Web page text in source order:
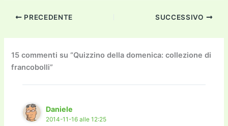
c
b
o
o
k
itt ai
d
o
a
m
p
y
Li
n
k
dI
n
n
vi
di
PRECEDENTE SUCCESSIVO
15 commenti su “Quizzino della domenica: collezione di
francobolli”
Daniele
2014-11-16 alle 12:25